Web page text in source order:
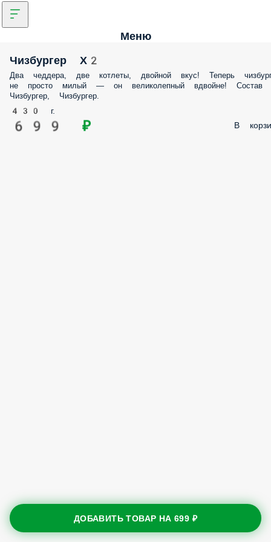
Меню
Чизбургер Х2
Два чеддера, две котлеты, двойной вкус! Теперь
не просто милый — он великолепный вдвойне! Состав
Чизбургер, Чизбургер.
430 г.
699 ₽ В
ДОБАВИТЬ ТОВАР НА699 ₽